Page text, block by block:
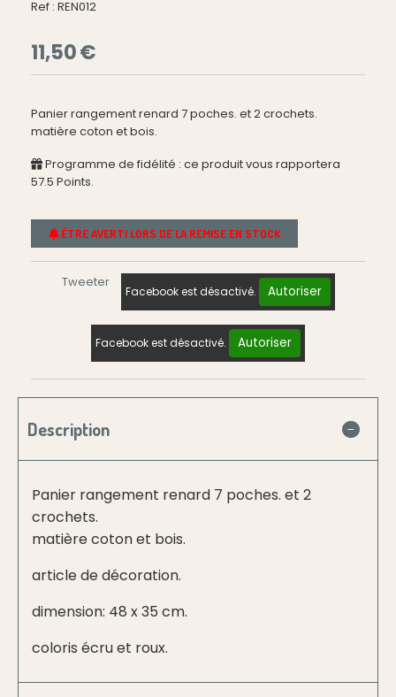
Ref : REN012
11,50€
Panier rangement renard 7 poches. et 2 crochets.
matière coton et bois.
Programme de fidélité : ce produit vous rapportera
57.5 Points.
ÊTRE AVERTI LORS DE LA REMISE EN STOCK
Tweeter
Facebook est désactivé. Autoriser
Facebook est désactivé. Autoriser
Description
Panier rangement renard 7 poches. et 2
crochets.
matière coton et bois.
article de décoration.
dimension: 48 x 35 cm.
coloris écru et roux.